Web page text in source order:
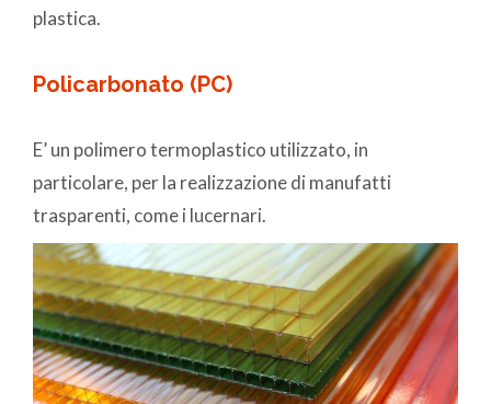
plastica.
Policarbonato (PC)
E’ un polimero termoplastico utilizzato, in
particolare, per la realizzazione di manufatti
trasparenti, come i lucernari.